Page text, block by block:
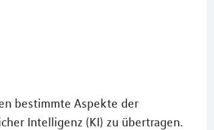
bestimmte Aspekte der
Intelligenz (KI) zu übertragen.